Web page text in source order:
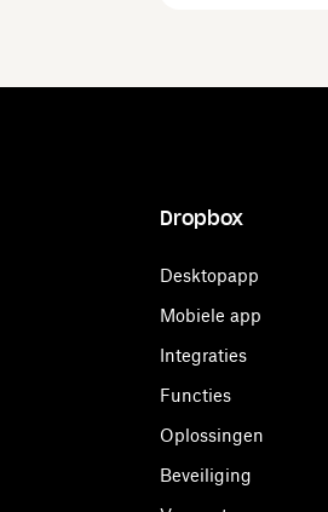
Dropbox
Desktopapp
Mobiele app
Integraties
Functies
Oplossingen
Beveiliging